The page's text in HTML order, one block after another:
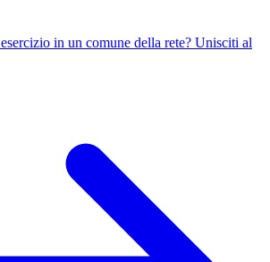
in un comune della rete? Unisciti al